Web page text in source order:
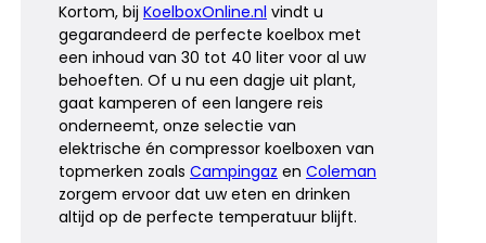
Kortom, bij KoelboxOnline.nl vindt u
gegarandeerd de perfecte koelbox met
een inhoud van 30 tot 40 liter voor al uw
behoeften. Of u nu een dagje uit plant,
gaat kamperen of een langere reis
onderneemt, onze selectie van
elektrische én compressor koelboxen van
topmerken zoals Campingaz en Coleman
zorgem ervoor dat uw eten en drinken
altijd op de perfecte temperatuur blijft.